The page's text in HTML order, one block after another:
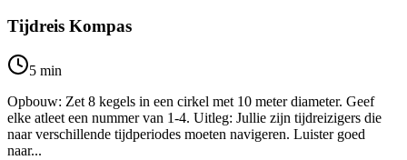
Tijdreis Kompas
5 min
Opbouw: Zet 8 kegels in een cirkel met 10 meter diameter. Geef
elke atleet een nummer van 1-4. Uitleg: Jullie zijn tijdreizigers die
naar verschillende tijdperiodes moeten navigeren. Luister goed
naar...